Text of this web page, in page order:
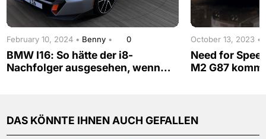
February 10, 2024 • Benny • 0
BMW I16: So hätte der i8-
Nachfolger ausgesehen, wenn…
October 13, 2023 •
Need for
M2 G87
DAS KÖNNTE IHNEN AUCH GEFALLEN